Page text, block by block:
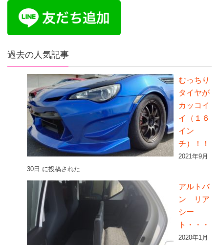
過去の人気記事
むっちり
タイヤが
カッコイ
イ（１６
イン
チ）！！
2021年9月
30日 に投稿された
アルトバ
ン リア
シー
ト・・・
2020年1月